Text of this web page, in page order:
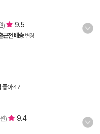
) 9.5
근전 배송 변경
좋아 47
)
9.4